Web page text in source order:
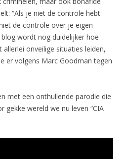
“Als je niet de controle hebt
de controle over je eigen
wordt nog duidelijker hoe
onveilige situaties leiden,
er volgens Marc Goodman tegen
met een onthullende parodie die
gekke wereld we nu leven “CIA